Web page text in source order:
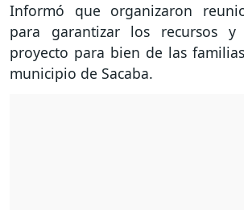
Informó que organizaron
para garantizar los recursos y
proyecto para bien de las
municipio de Sacaba.